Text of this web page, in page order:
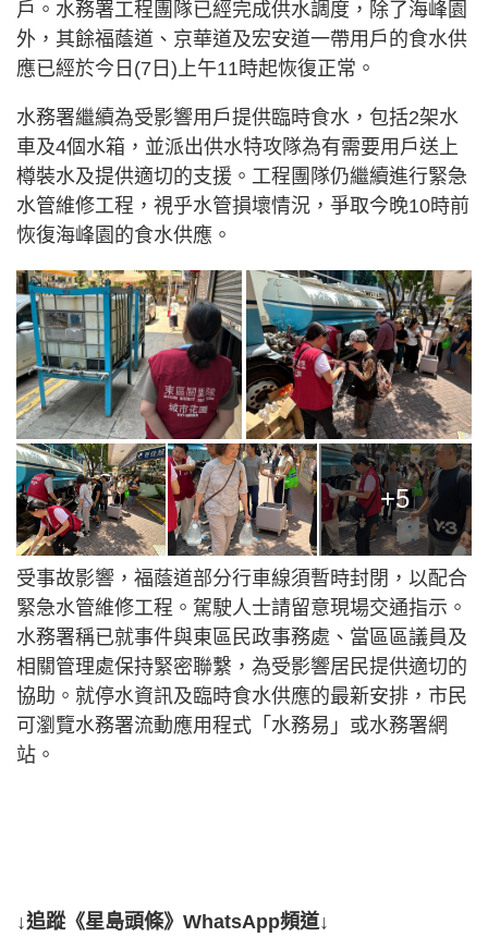
戶。水務署工程團隊已經完成供水調度，除了海峰園
外，其餘福蔭道、京華道及宏安道一帶用戶的食水供
應已經於今日(7日)上午11時起恢復正常。
水務署繼續為受影響用戶提供臨時食水，包括2架水
車及4個水箱，並派出供水特攻隊為有需要用戶送上
樽裝水及提供適切的支援。工程團隊仍繼續進行緊急
水管維修工程，視乎水管損壞情況，爭取今晚10時前
恢復海峰園的食水供應。
+5
受事故影響，福蔭道部分行車線須暫時封閉，以配合
緊急水管維修工程。駕駛人士請留意現場交通指示。
水務署稱已就事件與東區民政事務處、當區區議員及
相關管理處保持緊密聯繫，為受影響居民提供適切的
協助。就停水資訊及臨時食水供應的最新安排，市民
可瀏覽水務署流動應用程式「水務易」或水務署網
站。
↓追蹤《星島頭條》WhatsApp頻道↓